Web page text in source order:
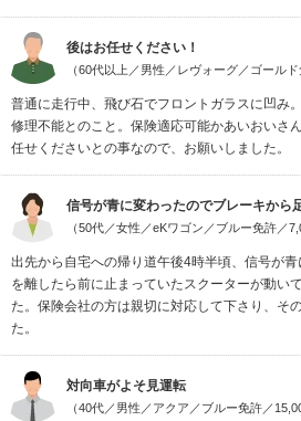
後はお任せください！
（60代以上／男性／レヴォーグ／ゴール
普通に走行中、飛び石でフロントガラスに凹み
修理不能とのこと。保険適応可能かあいおいさ
任せくださいとの事なので、お願いしました。
信号が青に変わったのでブレーキから
（50代／女性／eKワゴン／ブルー免許／
出先から自宅への帰り道午後4時半頃、信号が
を離したら前に止まっていたスクーターが動い
た。保険会社の方は親切に対応して下さり、そ
た。
対向車がよそ見運転
（40代／男性／アクア／ブルー免許／